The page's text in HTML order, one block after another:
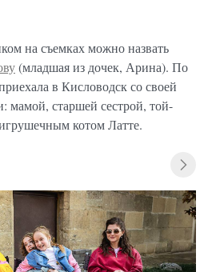
на съемках можно назвать
(младшая из дочек, Арина). По
в Кисловодск со своей
мамой, старшей сестрой, той-
котом Латте.